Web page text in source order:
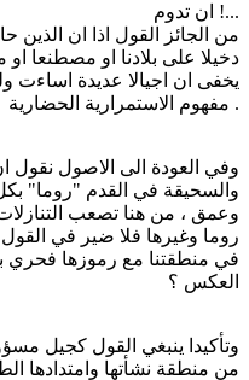
ان تدوم !...
من الجائز القول اذا ان الذين
دخيلا على بلادنا او مصطنعا
يخفى ان اجيالا عديدة اساءت
مفهوم الاستمرارية الحضارية .
وفي العودة الى الاصول نقول
والسحيقة في القدم "روما"
وعمق ، من هنا تصعب
روما وغيرها فلا ضير في
في منطقتنا مع رموزها فحري
العكس ؟
وتأكيدا ينبغي القول كجيل
من منطقة نشأتها وامتدادها